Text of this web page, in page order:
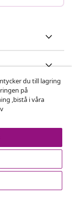
du till lagring
på
,bistå i våra